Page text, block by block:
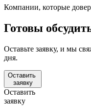
Компании, которые
Готовы
Оставьте заявку, и мы
дня.
Оставить
заявку
Оставить
заявку